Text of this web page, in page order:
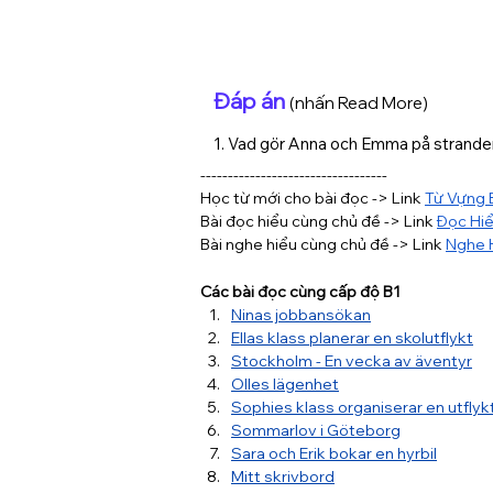
Đáp án (nhấn Read More)
1. Vad gör Anna och Emma på
2. Vilken glassmak är Annas favorit?
Svar: c) Choklad och pistage
Svar: d) Filip
4. Vad odlar Annas pappa i sitt
Svar: a) Tomater och örter
5. Vilken bok läser Anna?
Svar: c) En äventyrsbok på engelska
6. Vad använder familjen från
Svar: b) Tomater och örter
----------------------------------
Học từ mới cho bài đọc -> Link Từ Vựng
Bài đọc hiểu cùng chủ đề -> Link Đọc
Bài nghe hiểu cùng chủ đề -> Link Nghe
Các bài đọc cùng cấp độ B1
Ninas jobbansökan
Ellas klass planerar en skolutflykt
Stockholm - En vecka av äventyr
Olles lägenhet
Sophies klass organiserar en
Sommarlov i Göteborg
Sara och Erik bokar en hyrbil
Mitt skrivbord